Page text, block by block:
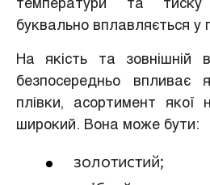
буквально вплавляється у
На якість та зовнішній
безпосередньо впливає
плівки, асортимент якої
широкий. Вона може бути:
золотистий;